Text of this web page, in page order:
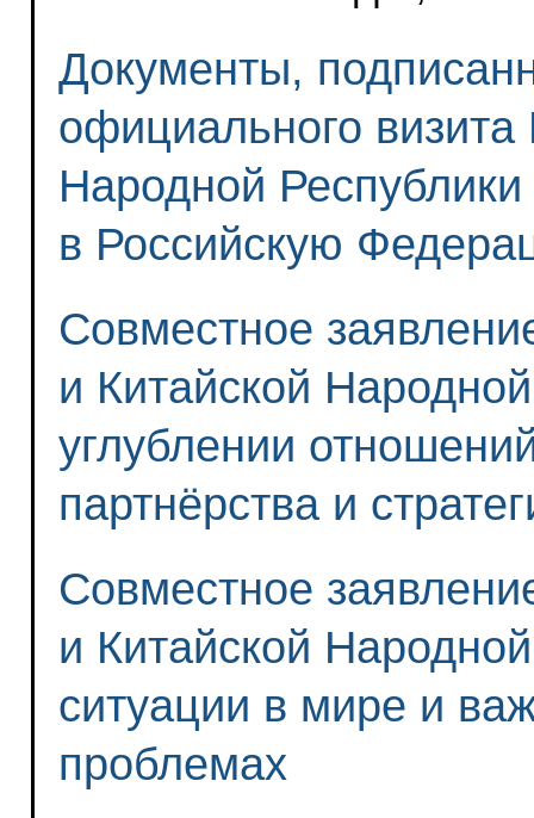
Документы,
официального
Народной
в Российскую
Совместное
и Китайской
углублении
партнёрства и
Совместное
и Китайской
ситуации в мире и
проблемах